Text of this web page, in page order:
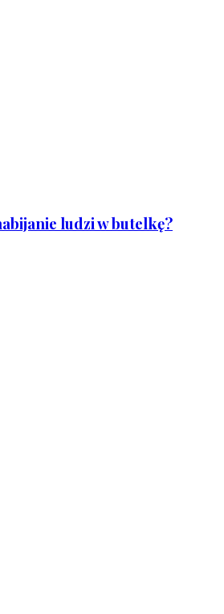
ludzi w butelkę?